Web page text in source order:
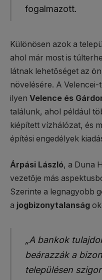
fogalmazott.
Különösen azok a
ahol már most is
látnak lehetőséget az
növelésére. A
ilyen Velence és
találunk, ahol például
kiépített vízhálózat, és
építési engedélyek
Árpási László, a Duna
vezetője más
Szerinte a legnagyobb
a jogbizonytalanság
„A bankok
beárazzák a
településen